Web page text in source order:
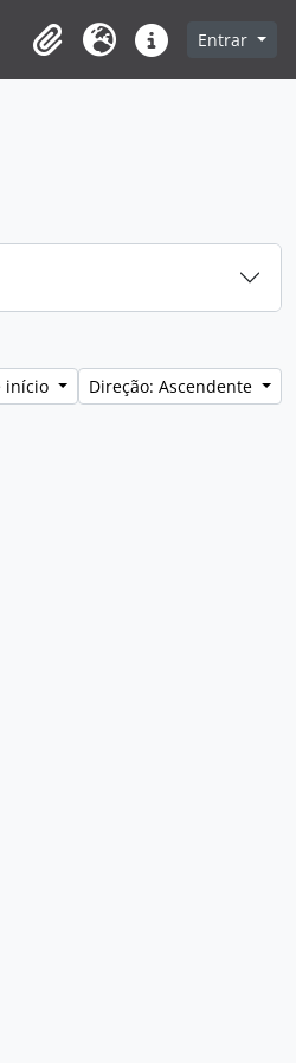
Clipboard
Idioma Ligações rápidas
Entrar
início
Direção: Ascendente